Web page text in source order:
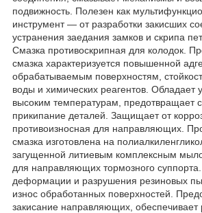
подвижность. Полезен как
инструмент — от разработки закисших
устранения заедания замков и скрипа
Смазка противоскрипная для колодок.
смазка характеризуется повышенной
обрабатываемым поверхностям,
воды и химических реагентов. Обладает
высоким температурам, предотвращает
прикипание деталей. Защищает от
противоизносная для направляющих.
смазка изготовлена на
загущенной литиевым комплексным
для направляющих тормозного
деформации и разрушения резиновых
износ обработанных поверхностей.
закисание направляющих,